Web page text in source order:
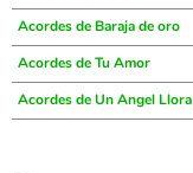
Acordes de Baraja de oro
Acordes de Tu Amor
Acordes de Un Angel Llora